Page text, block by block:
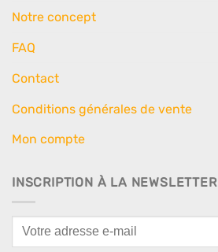
Notre concept
FAQ
Contact
Conditions générales de vente
Mon compte
INSCRIPTION À LA NEWSLETTER